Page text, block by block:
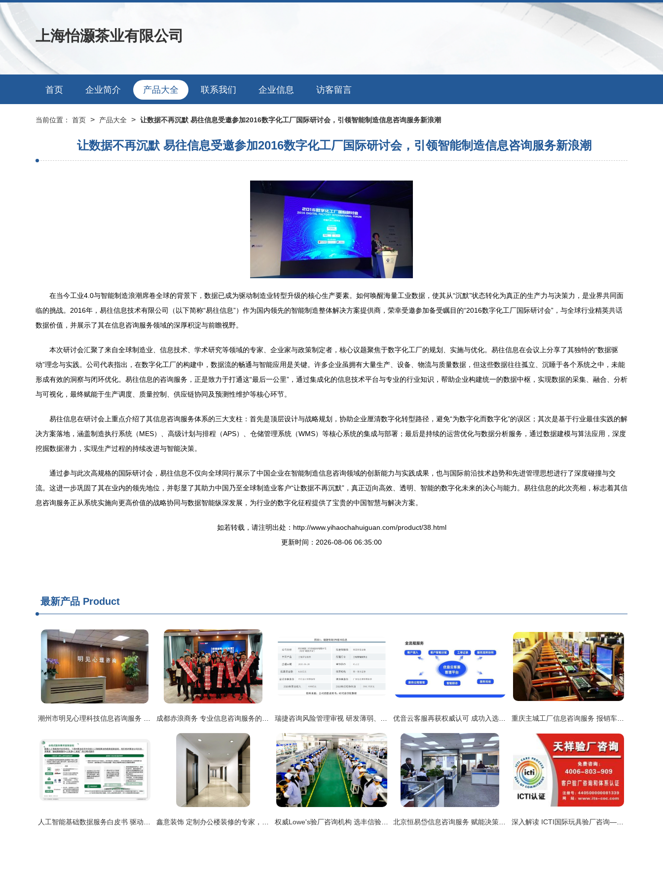
上海怡灏茶业有限公司
首页 企业简介 产品大全 联系我们 企业信息 访客留言
当前位置： 首页 > 产品大全 > 让数据不再沉默 易往信息受邀参加2016数字化工厂国际研讨会，引领智能制造信息咨询服务新浪潮
让数据不再沉默 易往信息受邀参加2016数字化工厂国际研讨会，引领智能制造信息咨询服务新浪潮
在当今工业4.0与智能制造浪潮席卷全球的背景下，数据已成为驱动制造业转型升级的核心生产要素。如何唤醒海量工业数据，使其从“沉默”状态转化为真正的生产力与决策力，是业界共同面
临的挑战。2016年，易往信息技术有限公司（以下简称“易往信息”）作为国内领先的智能制造整体解决方案提供商，荣幸受邀参加备受瞩目的“2016数字化工厂国际研讨会”，与全球行业精英共话
数据价值，并展示了其在信息咨询服务领域的深厚积淀与前瞻视野。
本次研讨会汇聚了来自全球制造业、信息技术、学术研究等领域的专家、企业家与政策制定者，核心议题聚焦于数字化工厂的规划、实施与优化。易往信息在会议上分享了其独特的“数据驱
动”理念与实践。公司代表指出，在数字化工厂的构建中，数据流的畅通与智能应用是关键。许多企业虽拥有大量生产、设备、物流与质量数据，但这些数据往往孤立、沉睡于各个系统之中，未能
形成有效的洞察与闭环优化。易往信息的咨询服务，正是致力于打通这“最后一公里”，通过集成化的信息技术平台与专业的行业知识，帮助企业构建统一的数据中枢，实现数据的采集、融合、分析
与可视化，最终赋能于生产调度、质量控制、供应链协同及预测性维护等核心环节。
易往信息在研讨会上重点介绍了其信息咨询服务体系的三大支柱：首先是顶层设计与战略规划，协助企业厘清数字化转型路径，避免“为数字化而数字化”的误区；其次是基于行业最佳实践的解
决方案落地，涵盖制造执行系统（MES）、高级计划与排程（APS）、仓储管理系统（WMS）等核心系统的集成与部署；最后是持续的运营优化与数据分析服务，通过数据建模与算法应用，深度
挖掘数据潜力，实现生产过程的持续改进与智能决策。
通过参与此次高规格的国际研讨会，易往信息不仅向全球同行展示了中国企业在智能制造信息咨询领域的创新能力与实践成果，也与国际前沿技术趋势和先进管理思想进行了深度碰撞与交
流。这进一步巩固了其在业内的领先地位，并彰显了其助力中国乃至全球制造业客户“让数据不再沉默”，真正迈向高效、透明、智能的数字化未来的决心与能力。易往信息的此次亮相，标志着其信
息咨询服务正从系统实施向更高价值的战略协同与数据智能纵深发展，为行业的数字化征程提供了宝贵的中国智慧与解决方案。
如若转载，请注明出处：http://www.yihaochahuiguan.com/product/38.html
更新时间：2026-08-06 06:35:00
最新产品 Product